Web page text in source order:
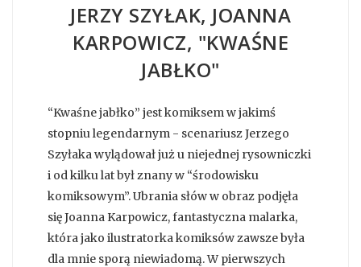
JERZY SZYŁAK, JOANNA
KARPOWICZ, "KWAŚNE
JABŁKO"
“Kwaśne jabłko” jest komiksem w jakimś
stopniu legendarnym - scenariusz Jerzego
Szyłaka wylądował już u niejednej rysowniczki
i od kilku lat był znany w “środowisku
komiksowym”. Ubrania słów w obraz podjęła
się Joanna Karpowicz, fantastyczna malarka,
która jako ilustratorka komiksów zawsze była
dla mnie sporą niewiadomą. W pierwszych